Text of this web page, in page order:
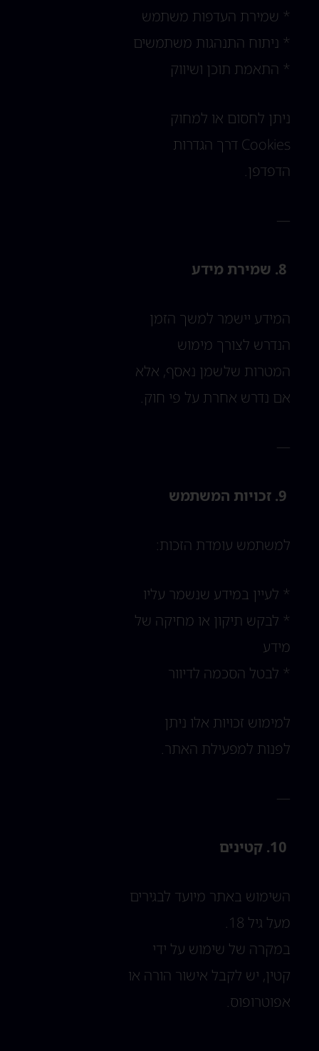
* שמירת העדפות משתמש
* ניתוח התנהגות משתמשים
* התאמת תוכן ושיווק
ניתן לחסום או למחוק
Cookies דרך הגדרות
הדפדפן.
—
המידע יישמר למשך הזמן
הנדרש לצורך מימוש
המטרות שלשמן נאסף, אלא
אם נדרש אחרת על פי חוק.
—
למשתמש עומדת הזכות:
* לעיין במידע שנשמר עליו
* לבקש תיקון או מחיקה של
מידע
* לבטל הסכמה לדיוור
למימוש זכויות אלו ניתן
לפנות למפעילת האתר.
—
השימוש באתר מיועד לבגירים
מעל גיל 18.
במקרה של שימוש על ידי
קטין, יש לקבל אישור הורה או
אפוטרופוס.